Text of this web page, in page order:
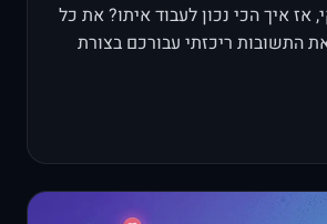
איך הכי נכון לעבוד איתו? את כל
התשובות ריכזתי עבורכם בצורת